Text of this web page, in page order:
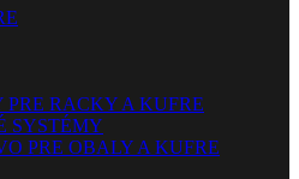
PRE RACKY A KUFRE
SYSTÉMY
PRE OBALY A KUFRE